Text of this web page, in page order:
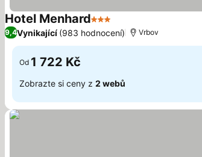
Hotel Menhard3 Počet hvězdiček
9,4Vynikající (983 hodnocení) Vrbov
Od 1 722 Kč
Zobrazte si ceny z 2 webů